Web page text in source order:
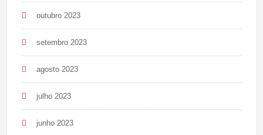
outubro 2023
setembro 2023
agosto 2023
julho 2023
junho 2023